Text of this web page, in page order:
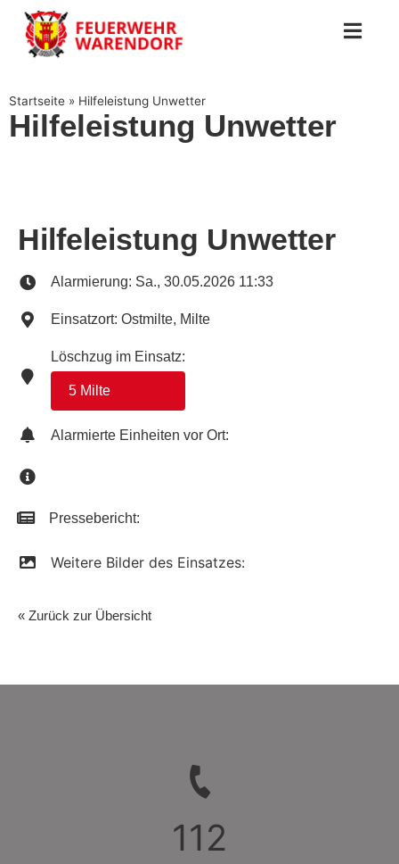
Startseite » Hilfeleistung Unwetter
Hilfeleistung Unwetter
Hilfeleistung Unwetter
Alarmierung: Sa., 30.05.2026 11:33
Einsatzort: Ostmilte, Milte
Löschzug im Einsatz:
5 Milte
Alarmierte Einheiten vor Ort:
Pressebericht:
Weitere Bilder des Einsatzes:
« Zurück zur Übersicht
112